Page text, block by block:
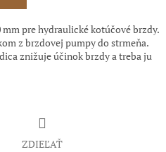
pre hydraulické kotúčové brzdy.
z brzdovej pumpy do strmeňa.
znižuje účinok brzdy a treba ju
ZDIEĽAŤ